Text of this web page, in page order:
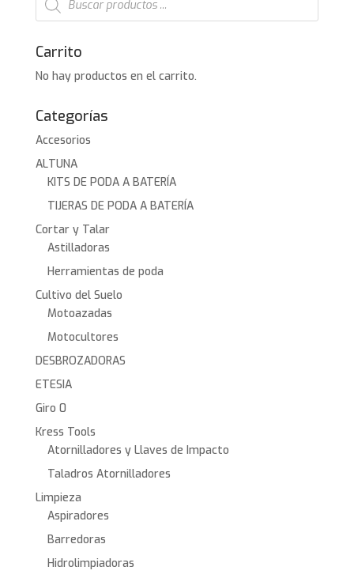
de
productos
Carrito
No hay productos en el carrito.
Categorías
Accesorios
ALTUNA
KITS DE PODA A BATERÍA
TIJERAS DE PODA A BATERÍA
Cortar y Talar
Astilladoras
Herramientas de poda
Cultivo del Suelo
Motoazadas
Motocultores
DESBROZADORAS
ETESIA
Giro 0
Kress Tools
Atornilladores y Llaves de Impacto
Taladros Atornilladores
Limpieza
Aspiradores
Barredoras
Hidrolimpiadoras